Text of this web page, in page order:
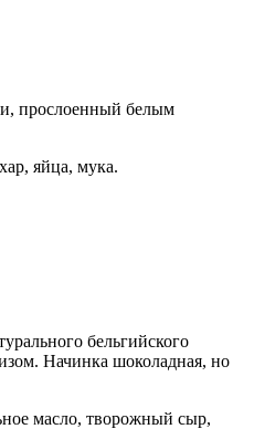
прослоенный белым
яйца, мука.
бельгийского
Начинка шоколадная, но
масло, творожный сыр,